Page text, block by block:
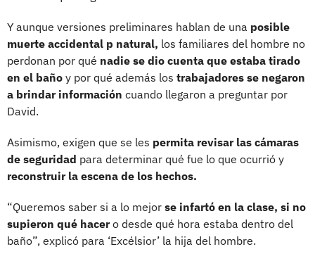
Y aunque versiones preliminares hablan de una posible
muerte accidental p natural, los familiares del hombre no
perdonan por qué nadie se dio cuenta que estaba tirado
en el baño y por qué además los trabajadores se negaron
a brindar información cuando llegaron a preguntar por
David.
Asimismo, exigen que se les permita revisar las cámaras
de seguridad para determinar qué fue lo que ocurrió y
reconstruir la escena de los hechos.
“Queremos saber si a lo mejor se infartó en la clase, si no
supieron qué hacero desde qué hora estaba dentro del
baño”, explicó para ‘Excélsior’ la hija del hombre.